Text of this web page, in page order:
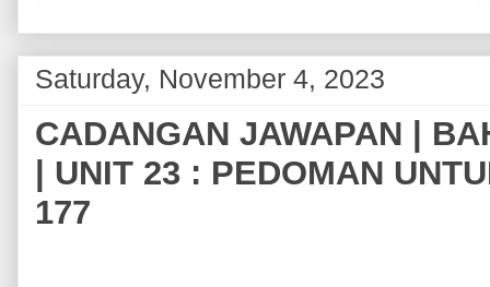
Saturday, November 4, 2023
CADANGAN JAWAPAN |
| UNIT 23 : PEDOMAN
177